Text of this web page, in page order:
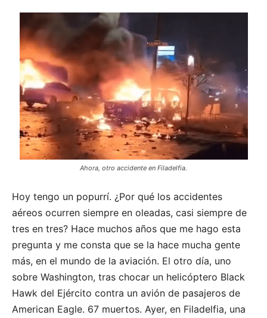
Ahora, otro accidente en Filadelfia.
Hoy tengo un popurrí. ¿Por qué los accidentes
aéreos ocurren siempre en oleadas, casi siempre de
tres en tres? Hace muchos años que me hago esta
pregunta y me consta que se la hace mucha gente
más, en el mundo de la aviación. El otro día, uno
sobre Washington, tras chocar un helicóptero Black
Hawk del Ejército contra un avión de pasajeros de
American Eagle. 67 muertos. Ayer, en Filadelfia, una